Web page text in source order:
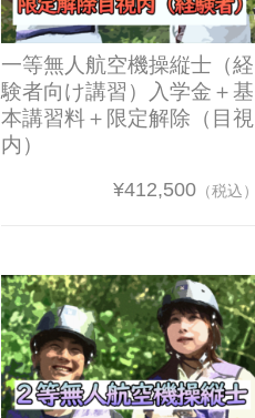
一等無人航空機操縦士（経
験者向け講習）入学金＋基
本講習料＋限定解除（目視
内）
¥412,500 （税込）